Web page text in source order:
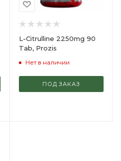
L-Citrulline 2250mg 90
Tab, Prozis
Нет в наличии
ПОД ЗАКАЗ